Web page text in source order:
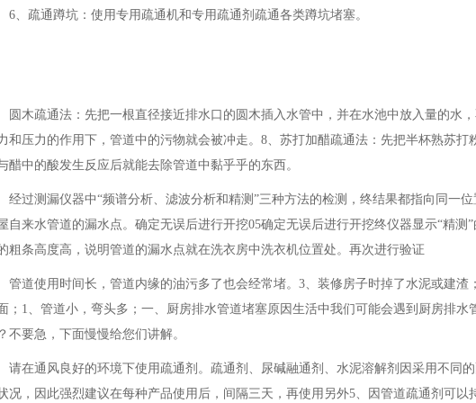
6、疏通蹲坑：使用专用疏通机和专用疏通剂疏通各类蹲坑堵塞。
圆木疏通法：先把一根直径接近排水口的圆木插入水管中，并在水池中放入量的水
和压力的作用下，管道中的污物就会被冲走。8、苏打加醋疏通法：先把半杯熟苏打
醋中的酸发生反应后就能去除管道中黏乎乎的东西。
经过测漏仪器中“频谱分析、滤波分析和精测”三种方法的检测，终结果都指向同一
自来水管道的漏水点。确定无误后进行开挖05确定无误后进行开挖终仪器显示“精测
粗条高度高，说明管道的漏水点就在洗衣房中洗衣机位置处。再次进行验证
管道使用时间长，管道内缘的油污多了也会经常堵。3、装修房子时掉了水泥或建渣
；1、管道小，弯头多；一、厨房排水管道堵塞原因生活中我们可能会遇到厨房排水
不要急，下面慢慢给您们讲解。
请在通风良好的环境下使用疏通剂。疏通剂、尿碱融通剂、水泥溶解剂因采用不同
况，因此强烈建议在每种产品使用后，间隔三天，再使用另外5、因管道疏通剂可以